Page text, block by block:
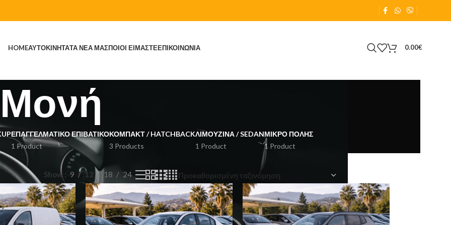
HOMEΑΥΤΟΚΙΝΗΤΑΤΑ ΝΕΑ ΜΑΣΠΟΙΟΙ ΕΙΜΑΣΤΕΕΠΙΚΟΙΝΩΝΙΑ 0.00€
Μονή
ΕΠΑΓΓΕΛΜΑΤΙΚΌ ΕΠΙΒΑΤΙΚΌ
1 Product
ΚΌΜΠΑΚΤ / HATCHBACK
3 Products
ΛΙΜΟΥΖΊΝΑ / SEDAN
1 Product
ΜΙΚΡΌ ΠΌΛΗΣ
1 Product
Show 9 12 18 24